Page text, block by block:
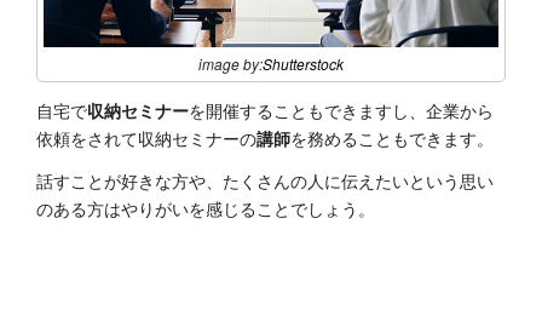
image by:Shutterstock
自宅で収納セミナーを開催することもできますし、企業から
依頼をされて収納セミナーの講師を務めることもできます。
話すことが好きな方や、たくさんの人に伝えたいという思い
のある方はやりがいを感じることでしょう。